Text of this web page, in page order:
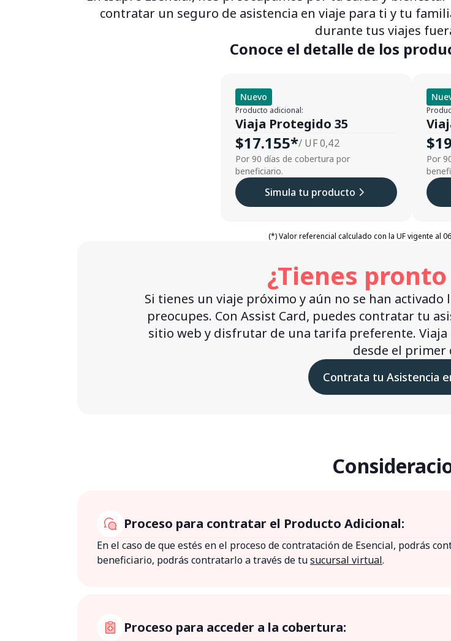
contratar un seguro de asistencia en viaje para ti y tu
durante tus viajes
Conoce el detalle de los
Nuevo
Producto adicional:
Viaja Protegido 35
$17.155*/ UF 0,42
Por 90 días de cobertura por
beneficiario.
Simula tu producto
Por
(*) Valor referencial calculado con la UF vigente al
¿Tienes
Si tienes un viaje próximo y aún no se han
preocupes. Con Assist Card, puedes contratar tu
sitio web y disfrutar de una tarifa preferente.
desde el primer
Contrata tu Asistencia
Proceso para contratar el Producto Adicional:
En el caso de que estés en el proceso de contratación de Esencial, podrás
beneficiario, podrás contratarlo a través de tusucursal virtual.
Proceso para acceder a la cobertura: